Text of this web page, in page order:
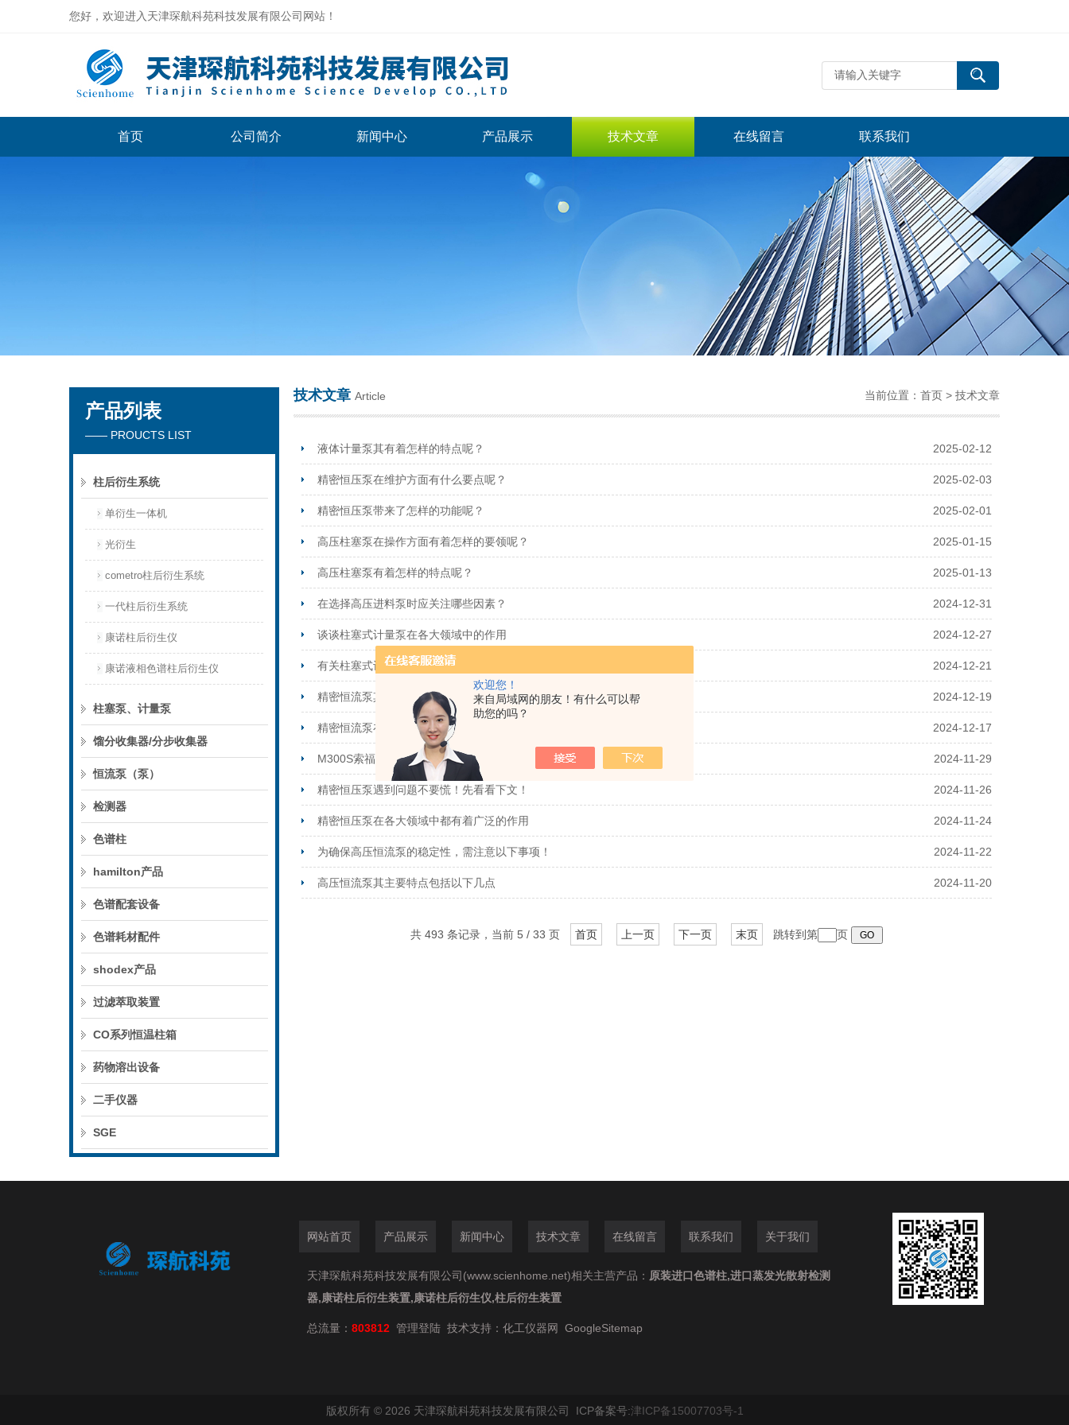
欢迎您！
来自局域网的朋友！有什么可以帮
助您的吗？
您好，欢迎进入天津琛航科苑科技发展有限公司网站！
天津琛航科苑科技发展有限公司
首页 公司简介 新闻中心 产品展示 技术文章 在线留言 联系我们
产品列表
—— PROUCTS LIST
柱后衍生系统
单衍生一体机
光衍生
cometro柱后衍生系统
一代柱后衍生系统
康诺柱后衍生仪
康诺液相色谱柱后衍生仪
柱塞泵、计量泵
馏分收集器/分步收集器
恒流泵（泵）
检测器
色谱柱
hamilton产品
色谱配套设备
色谱耗材配件
shodex产品
过滤萃取装置
CO系列恒温柱箱
药物溶出设备
二手仪器
SGE
技术文章 Article 当前位置： 首页 > 技术文章
液体计量泵其有着怎样的特点呢？ 2025-02-12
精密恒压泵在维护方面有什么要点呢？ 2025-02-03
精密恒压泵带来了怎样的功能呢？ 2025-02-01
高压柱塞泵在操作方面有着怎样的要领呢？ 2025-01-15
高压柱塞泵有着怎样的特点呢？ 2025-01-13
在选择高压进料泵时应关注哪些因素？ 2024-12-31
谈谈柱塞式计量泵在各大领域中的作用 2024-12-27
有关柱塞式计量泵的技术特点，可别错过了！ 2024-12-21
精密恒流泵其主要特点包括以下几点 2024-12-19
精密恒流泵在使用过程中会遇到以下问题 2024-12-17
M300S索福达蒸发光检测器的特点与保养 2024-11-29
精密恒压泵遇到问题不要慌！先看看下文！ 2024-11-26
精密恒压泵在各大领域中都有着广泛的作用 2024-11-24
为确保高压恒流泵的稳定性，需注意以下事项！ 2024-11-22
高压恒流泵其主要特点包括以下几点 2024-11-20
共 493 条记录，当前 5 / 33 页 首页 上一页 下一页 末页 跳转到第 页
网站首页 产品展示 新闻中心 技术文章 在线留言 联系我们 关于我们
天津琛航科苑科技发展有限公司(www.scienhome.net)相关主营产品： 原装进口色谱柱,进口蒸发光散射检测
器,康诺柱后衍生装置,康诺柱后衍生仪,柱后衍生装置
总流量： 803812 管理登陆 技术支持： 化工仪器网 GoogleSitemap
版权所有 © 2026 天津琛航科苑科技发展有限公司 ICP备案号:津ICP备15007703号-1